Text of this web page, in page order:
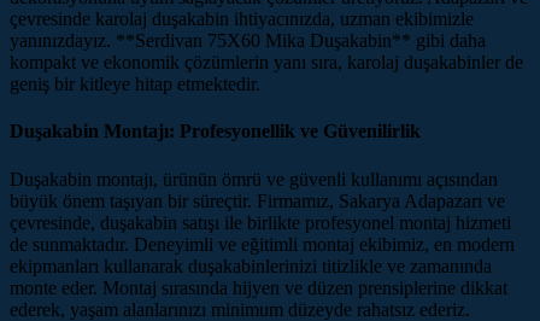
çevresinde karolaj duşakabin ihtiyacınızda, uzman ekibimizle
yanınızdayız. **Serdivan 75X60 Mika Duşakabin** gibi daha
kompakt ve ekonomik çözümlerin yanı sıra, karolaj duşakabinler de
geniş bir kitleye hitap etmektedir.
Duşakabin Montajı: Profesyonellik ve Güvenilirlik
Duşakabin montajı, ürünün ömrü ve güvenli kullanımı açısından
büyük önem taşıyan bir süreçtir. Firmamız, Sakarya Adapazarı ve
çevresinde, duşakabin satışı ile birlikte profesyonel montaj hizmeti
de sunmaktadır. Deneyimli ve eğitimli montaj ekibimiz, en modern
ekipmanları kullanarak duşakabinlerinizi titizlikle ve zamanında
monte eder. Montaj sırasında hijyen ve düzen prensiplerine dikkat
ederek, yaşam alanlarınızı minimum düzeyde rahatsız ederiz.